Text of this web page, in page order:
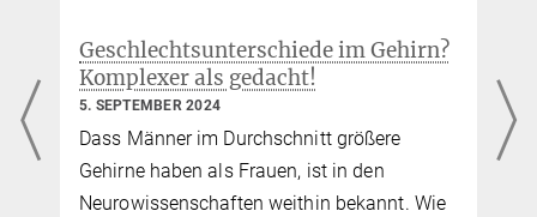
Geschlechtsunterschiede im Gehirn?
Komplexer als gedacht!
5. SEPTEMBER 2024
Dass Männer im Durchschnitt größere
Gehirne haben als Frauen, ist in den
Neurowissenschaften weithin bekannt. Wie